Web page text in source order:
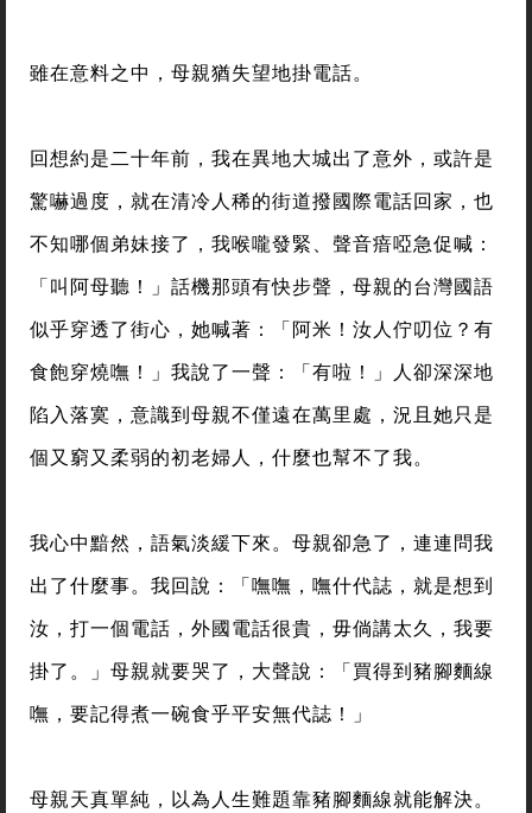
雖在意料之中，母親猶失望地掛電話。
回想約是二十年前，我在異地大城出了意外，或許是
驚嚇過度，就在清冷人稀的街道撥國際電話回家，也
不知哪個弟妹接了，我喉嚨發緊、聲音瘖啞急促喊：
「叫阿母聽！」話機那頭有快步聲，母親的台灣國語
似乎穿透了街心，她喊著：「阿米！汝人佇叨位？有
食飽穿燒嘸！」我說了一聲：「有啦！」人卻深深地
陷入落寞，意識到母親不僅遠在萬里處，況且她只是
個又窮又柔弱的初老婦人，什麼也幫不了我。
我心中黯然，語氣淡緩下來。母親卻急了，連連問我
出了什麼事。我回說：「嘸嘸，嘸什代誌，就是想到
汝，打一個電話，外國電話很貴，毋倘講太久，我要
掛了。」母親就要哭了，大聲說：「買得到豬腳麵線
嘸，要記得煮一碗食乎平安無代誌！」
母親天真單純，以為人生難題靠豬腳麵線就能解決。